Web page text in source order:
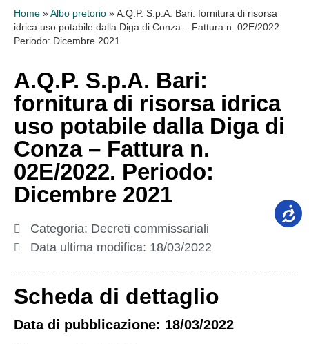
Home » Albo pretorio » A.Q.P. S.p.A. Bari: fornitura di risorsa
idrica uso potabile dalla Diga di Conza – Fattura n. 02E/2022.
Periodo: Dicembre 2021
A.Q.P. S.p.A. Bari:
fornitura di risorsa idrica
uso potabile dalla Diga di
Conza – Fattura n.
02E/2022. Periodo:
Dicembre 2021
Categoria: Decreti commissariali
Data ultima modifica: 18/03/2022
Scheda di dettaglio
Data di pubblicazione: 18/03/2022